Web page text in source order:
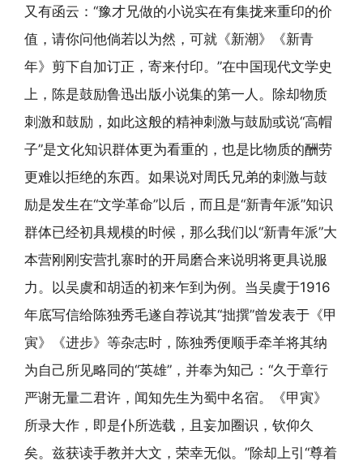
又有函云：“豫才兄做的小说实在有集拢来重印的价
值，请你问他倘若以为然，可就《新潮》《新青
年》剪下自加订正，寄来付印。”在中国现代文学史
上，陈是鼓励鲁迅出版小说集的第一人。除却物质
刺激和鼓励，如此这般的精神刺激与鼓励或说“高帽
子”是文化知识群体更为看重的，也是比物质的酬劳
更难以拒绝的东西。如果说对周氏兄弟的刺激与鼓
励是发生在“文学革命”以后，而且是“新青年派”知识
群体已经初具规模的时候，那么我们以“新青年派”大
本营刚刚安营扎寨时的开局磨合来说明将更具说服
力。以吴虞和胡适的初来乍到为例。当吴虞于1916
年底写信给陈独秀毛遂自荐说其“拙撰”曾发表于《甲
寅》《进步》等杂志时，陈独秀便顺手牵羊将其纳
为自己所见略同的“英雄”，并奉为知己：“久于章行
严谢无量二君许，闻知先生为蜀中名宿。《甲寅》
所录大作，即是仆所选载，且妄加圈识，钦仰久
矣。兹获读手教并大文，荣幸无似。”除却上引“尊着